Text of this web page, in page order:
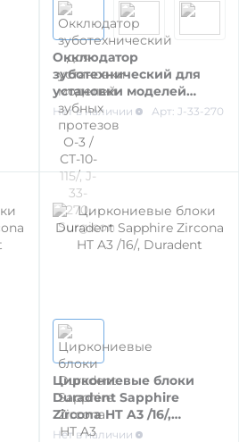
Окклюдатор
зуботехнический для
установки моделей
зубных протезов О-3 /
СТ-10-115/, J-33-270,
Surgicon
Нет в наличии Арт: J-33-270
Циркониевые блоки
Duradent Sapphire
Zircona HT A3 /16/,
Duradent
Нет в наличии